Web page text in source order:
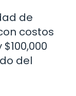
de
costos
del